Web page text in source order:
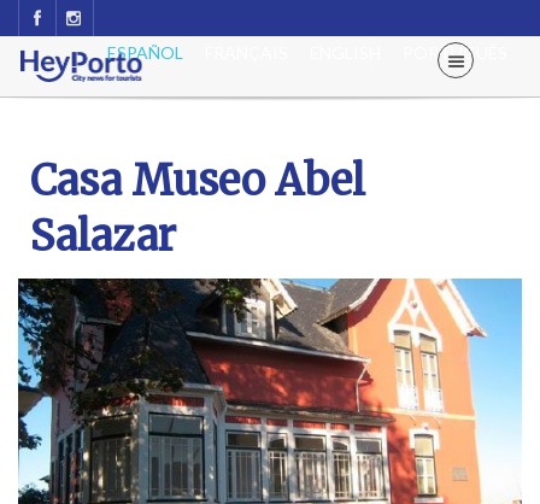
PORTUGUÊS
ESPAÑOL
Casa Museo Abel
Salazar